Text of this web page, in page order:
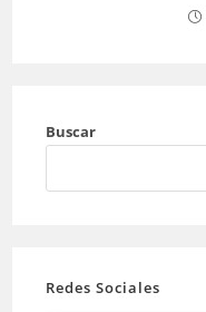
Buscar
Redes Sociales